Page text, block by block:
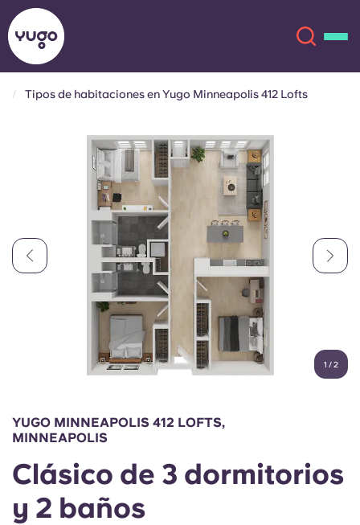
Ubicaciones
Idioma
English (GB)
Elige un país
Elige una residencia
Iniciar sesión
English (US)
Chinese Español
Català Deutsch
Italian French
Portuguese
Tipos de habitaciones en Yugo Minneapolis 412 Lofts
1 /2
YUGO MINNEAPOLIS 412 LOFTS,
MINNEAPOLIS
Clásico de 3 dormitorios
y 2 baños